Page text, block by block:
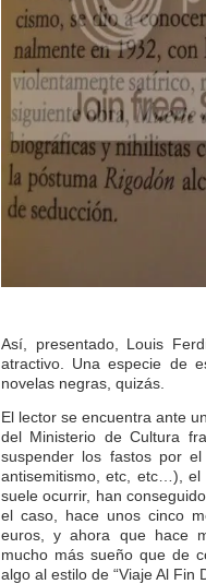
Así, presentado, Louis
atractivo. Una especie de
novelas negras, quizás.
El lector se encuentra ante
del Ministerio de Cultura
suspender los fastos por
antisemitismo, etc, etc…),
suele ocurrir, han
el caso, hace unos cinco
euros, y ahora que hace
mucho más sueño que de
algo al estilo de “Viaje Al Fin